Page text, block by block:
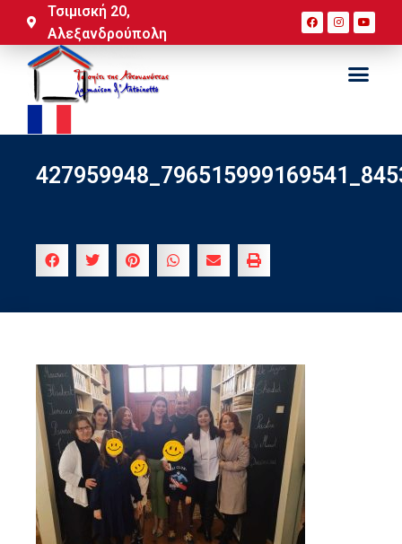
Τσιμισκή 20,
Αλεξανδρούπολη